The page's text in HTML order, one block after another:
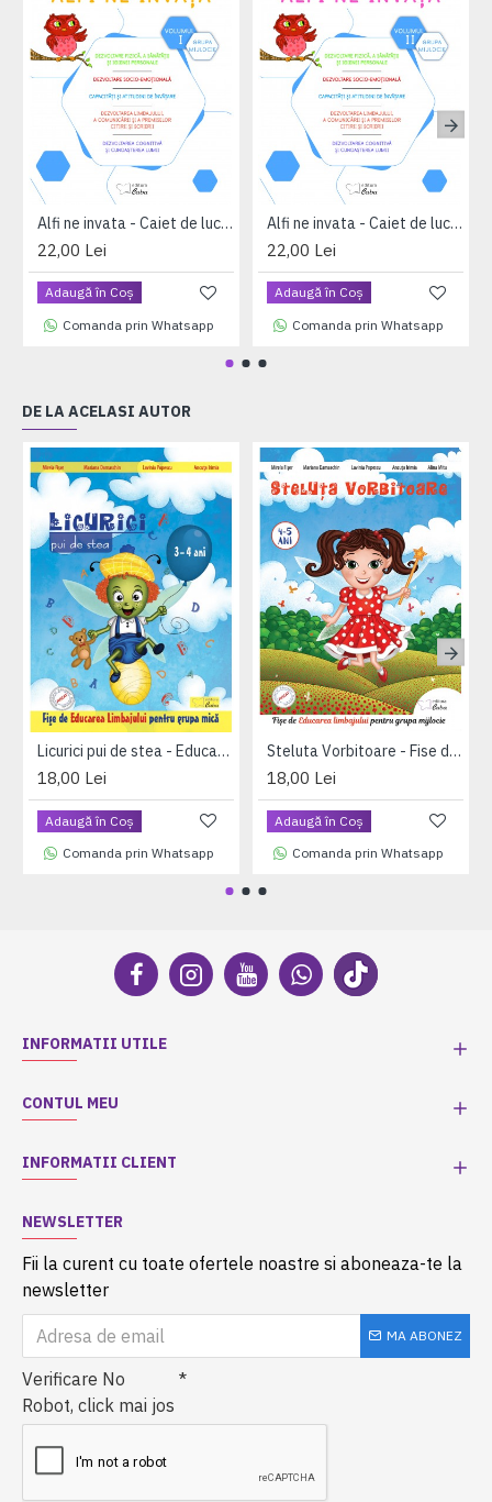
Alfi ne invata - Caiet de lucru pentru 4-5 ani, volumul I (saptamanile 1 - 17)
22,00 Lei
Adaugă în Coş
Comanda prin Whatsapp
Alfi ne invata - Caiet de lucru pentru 4-5 ani, volumul II (saptamanile 18 - 33)
22,00 Lei
Adaugă în Coş
Comanda prin Whatsapp
DE LA ACELASI AUTOR
Licurici pui de stea - Educarea Limbajului pentru 3-4 ani
18,00 Lei
Adaugă în Coş
Comanda prin Whatsapp
Steluta Vorbitoare - Fise de Educarea limbajului pentru grupa mijlocie pentru 4-5 ani
18,00 Lei
Adaugă în Coş
Comanda prin Whatsapp
INFORMATII UTILE
CONTUL MEU
INFORMATII CLIENT
NEWSLETTER
Fii la curent cu toate ofertele noastre si aboneaza-te la
newsletter
MA ABONEZ
Verificare No
Robot, click mai jos